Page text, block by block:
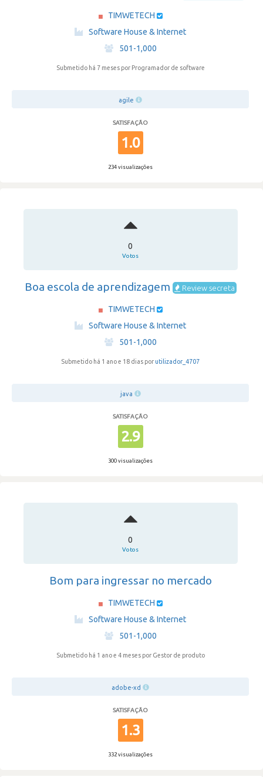
TIMWETECH
Software House & Internet
·
501-1,000
Submetido há 7 meses por Programador de software
agile
SATISFAÇÃO
1.0
234 visualizações
0
Votos
Boa escola de aprendizagem Review secreta
TIMWETECH
Software House & Internet
·
501-1,000
Submetido há 1 ano e 18 dias por utilizador_4707
java
SATISFAÇÃO
2.9
300 visualizações
0
Votos
Bom para ingressar no mercado
TIMWETECH
Software House & Internet
·
501-1,000
Submetido há 1 ano e 4 meses por Gestor de produto
adobe-xd
SATISFAÇÃO
1.3
332 visualizações